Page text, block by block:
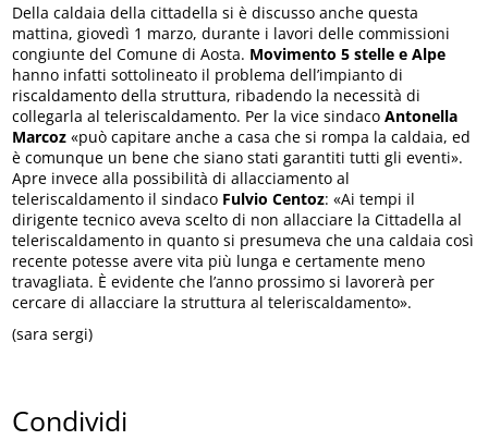
Della caldaia della cittadella si è discusso anche questa
mattina, giovedì 1 marzo, durante i lavori delle commissioni
congiunte del Comune di Aosta. Movimento 5 stelle e Alpe
hanno infatti sottolineato il problema dell’impianto di
riscaldamento della struttura, ribadendo la necessità di
collegarla al teleriscaldamento. Per la vice sindacoAntonella
Marcoz «può capitare anche a casa che si rompa la caldaia, ed
è comunque un bene che siano stati garantiti tutti gli eventi».
Apre invece alla possibilità di allacciamento al
teleriscaldamento il sindaco Fulvio Centoz: «Ai tempi il
dirigente tecnico aveva scelto di non allacciare la Cittadella al
teleriscaldamento in quanto si presumeva che una caldaia così
recente potesse avere vita più lunga e certamente meno
travagliata. È evidente che l’anno prossimo si lavorerà per
cercare di allacciare la struttura al teleriscaldamento».
(sara sergi)
Condividi